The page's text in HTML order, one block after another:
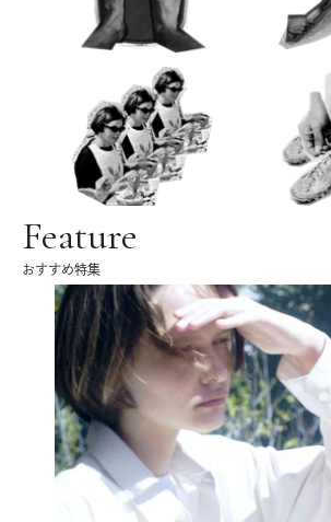
Feature
おすすめ特集